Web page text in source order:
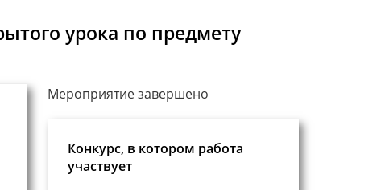
урока по предмету
Мероприятие завершено
Конкурс, в котором работа
участвует